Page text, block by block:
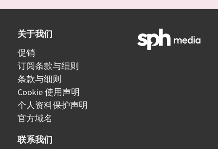
关于我们
促销
订阅条款与细则
条款与细则
Cookie 使用声明
个人资料保护声明
官方域名
联系我们